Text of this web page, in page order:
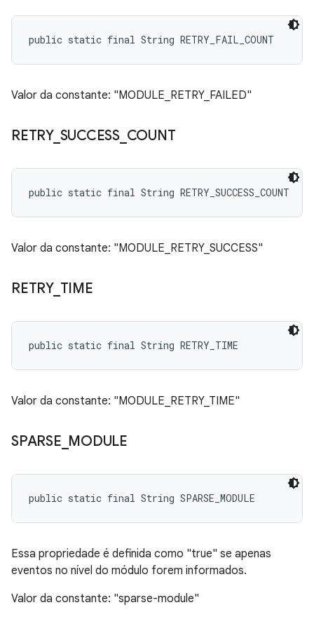
public static final String RETRY_FAIL_COUNT
Valor da constante: "MODULE_RETRY_FAILED"
RETRY_ SUCCESS_ COUNT
public static final String RETRY_SUCCESS_COUNT
Valor da constante: "MODULE_RETRY_SUCCESS"
RETRY_ TIME
public static final String RETRY_TIME
Valor da constante: "MODULE_RETRY_TIME"
SPARSE MODULE
public static final String SPARSE_MODULE
Essa propriedade é definida como "true" se apenas
eventos no nível do módulo forem informados.
Valor da constante: "sparse-module"